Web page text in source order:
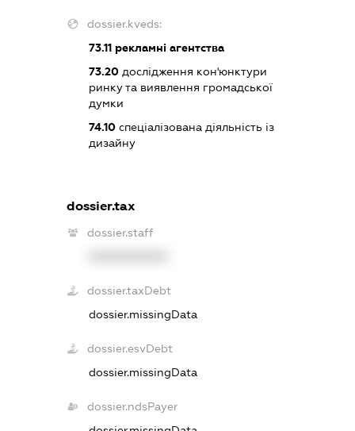
dossier.kveds:
73.11рекламні агентства
73.20дослідження кон'юнктури
ринку та виявлення громадської
думки
74.10спеціалізована діяльність із
дизайну
dossier.tax
dossier.staff
dossier.taxDebt
dossier.missingData
dossier.esvDebt
dossier.missingData
dossier.ndsPayer